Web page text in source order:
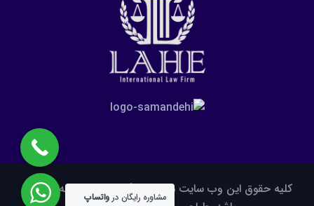
کلیه حقوق این وب سایت متعلق به گروه وکلای لاهه محفوظ
مشاوره رایگان در واتساپ